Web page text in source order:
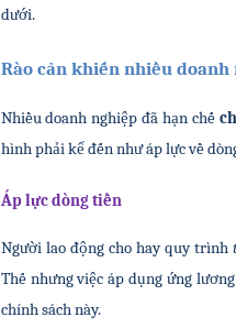
dưới.
Rào cản khiến nhiều
Nhiều doanh nghiệp đã hạn chế
hình phải kể đến như áp lực về
Áp lực dòng tiền
Người lao động cho hay quy trình
Thế nhưng việc áp dụng ứng
chính sách này.